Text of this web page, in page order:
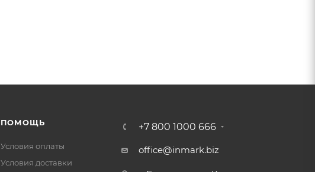
ПОМОЩЬ
Условия оплаты
Условия доставки
+7 800 1000 666
office@inmark.biz